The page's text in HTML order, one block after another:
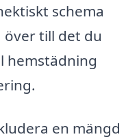
schema
över till det du
hemstädning
en mängd